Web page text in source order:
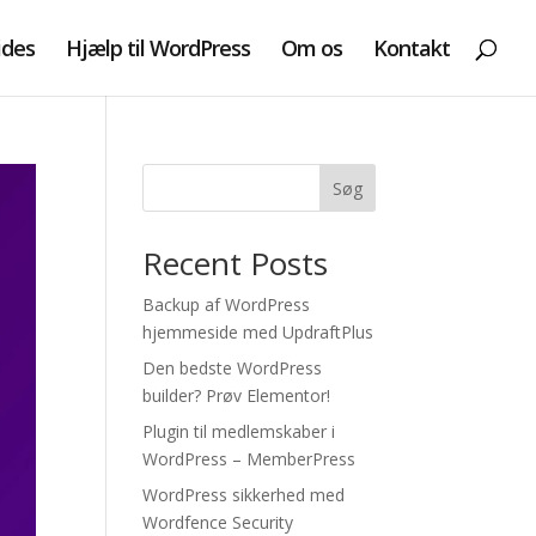
Hjælp til WordPress Om os Kontakt
Søg
Recent Posts
Backup af WordPress
hjemmeside med UpdraftPlus
Den bedste WordPress
builder? Prøv Elementor!
Plugin til medlemskaber i
WordPress – MemberPress
WordPress sikkerhed med
Wordfence Security